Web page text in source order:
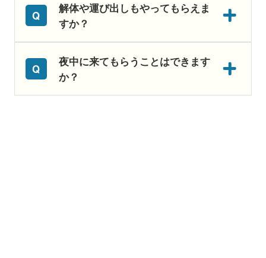
解体や運び出しもやってもらえま
すか？
夜中に来てもらうことはできます
か？